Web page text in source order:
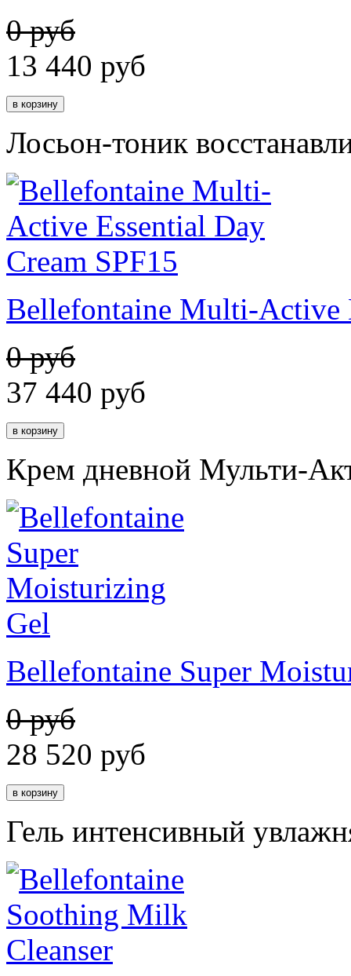
0 руб
13 440 руб
Лосьон-тоник
Bellefontaine Multi-Active
0 руб
37 440 руб
Крем дневной Мульти-
Bellefontaine Super
0 руб
28 520 руб
Гель интенсивный